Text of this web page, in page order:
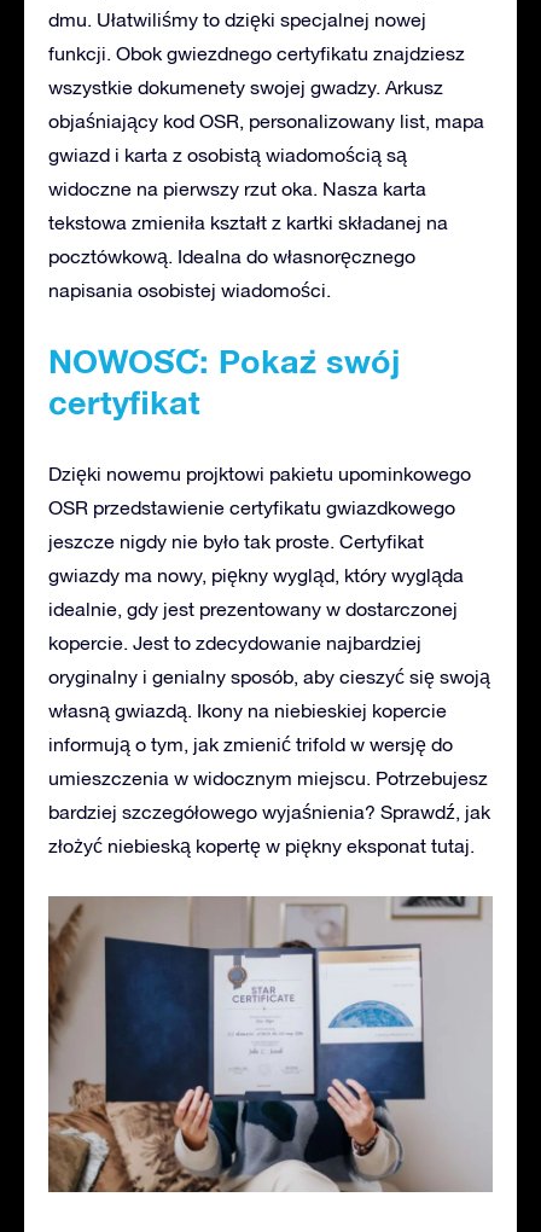
dmu. Ułatwiliśmy to dzięki specjalnej nowej
funkcji. Obok gwiezdnego certyfikatu znajdziesz
wszystkie dokumenety swojej gwadzy. Arkusz
objaśniający kod OSR, personalizowany list, mapa
gwiazd i karta z osobistą wiadomością są
widoczne na pierwszy rzut oka. Nasza karta
tekstowa zmieniła kształt z kartki składanej na
pocztówkową. Idealna do własnoręcznego
napisania osobistej wiadomości.
NOWOŚĆ: Pokaż swój
certyfikat
Dzięki nowemu projktowi pakietu upominkowego
OSR przedstawienie certyfikatu gwiazdkowego
jeszcze nigdy nie było tak proste. Certyfikat
gwiazdy ma nowy, piękny wygląd, który wygląda
idealnie, gdy jest prezentowany w dostarczonej
kopercie. Jest to zdecydowanie najbardziej
oryginalny i genialny sposób, aby cieszyć się swoją
własną gwiazdą. Ikony na niebieskiej kopercie
informują o tym, jak zmienić trifold w wersję do
umieszczenia w widocznym miejscu. Potrzebujesz
bardziej szczegółowego wyjaśnienia? Sprawdź, jak
złożyć niebieską kopertę w piękny eksponat tutaj.